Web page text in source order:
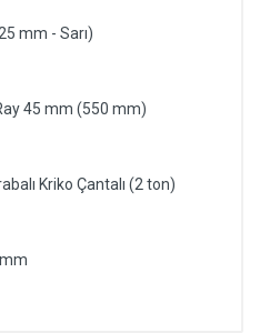
mm - Sarı)
45 mm (550 mm)
Kriko Çantalı (2 ton)